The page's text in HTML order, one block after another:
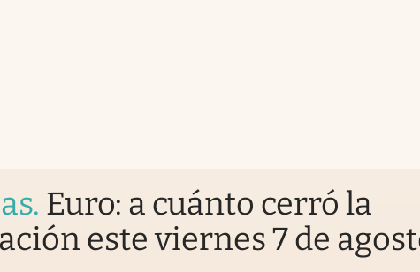
. Euro: a cuánto cerró la
este viernes 7 de